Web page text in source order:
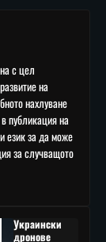
с цел
на
нахлуване
публикация на
език за да може
за случващото
Украински
дронове